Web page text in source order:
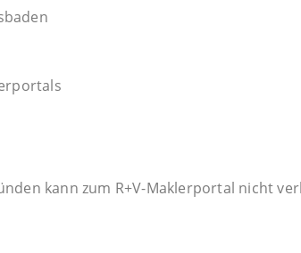
kann zum R+V-Maklerportal nicht